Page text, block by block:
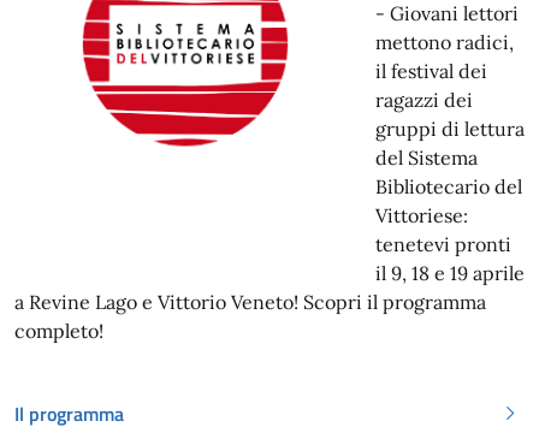
- Giovani lettori
mettono radici,
il festival dei
ragazzi dei
gruppi di lettura
del Sistema
Bibliotecario del
Vittoriese:
tenetevi pronti
il 9, 18 e 19 aprile
a Revine Lago e Vittorio Veneto! Scopri il programma
completo!
Il programma